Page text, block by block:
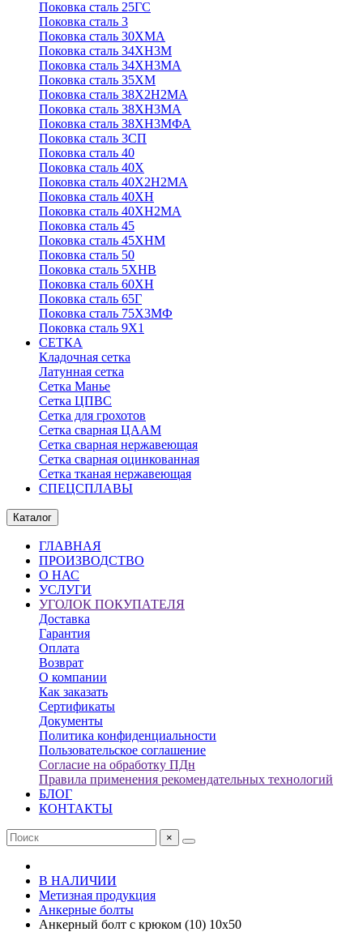
Поковка сталь 25ГС
Поковка сталь 3
Поковка сталь 30ХМА
Поковка сталь 34ХН3М
Поковка сталь 34ХН3МА
Поковка сталь 35ХМ
Поковка сталь 38Х2Н2МА
Поковка сталь 38ХН3МА
Поковка сталь 38ХН3МФА
Поковка сталь 3СП
Поковка сталь 40
Поковка сталь 40Х
Поковка сталь 40Х2Н2МА
Поковка сталь 40ХН
Поковка сталь 40ХН2МА
Поковка сталь 45
Поковка сталь 45ХНМ
Поковка сталь 50
Поковка сталь 5ХНВ
Поковка сталь 60ХН
Поковка сталь 65Г
Поковка сталь 75Х3МФ
Поковка сталь 9Х1
СЕТКА
Кладочная сетка
Латунная сетка
Сетка Манье
Сетка ЦПВС
Сетка для грохотов
Сетка сварная ЦААМ
Сетка сварная нержавеющая
Сетка сварная оцинкованная
Сетка тканая нержавеющая
СПЕЦСПЛАВЫ
Каталог
ГЛАВНАЯ
ПРОИЗВОДСТВО
О НАС
УСЛУГИ
УГОЛОК ПОКУПАТЕЛЯ
Доставка
Гарантия
Оплата
Возврат
О компании
Как заказать
Сертификаты
Документы
Политика конфиденциальности
Пользовательское соглашение
Согласие на обработку ПДн
Правила применения рекомендательных технологий
БЛОГ
КОНТАКТЫ
×
В НАЛИЧИИ
Метизная продукция
Анкерные болты
Анкерный болт с крюком (10) 10х50